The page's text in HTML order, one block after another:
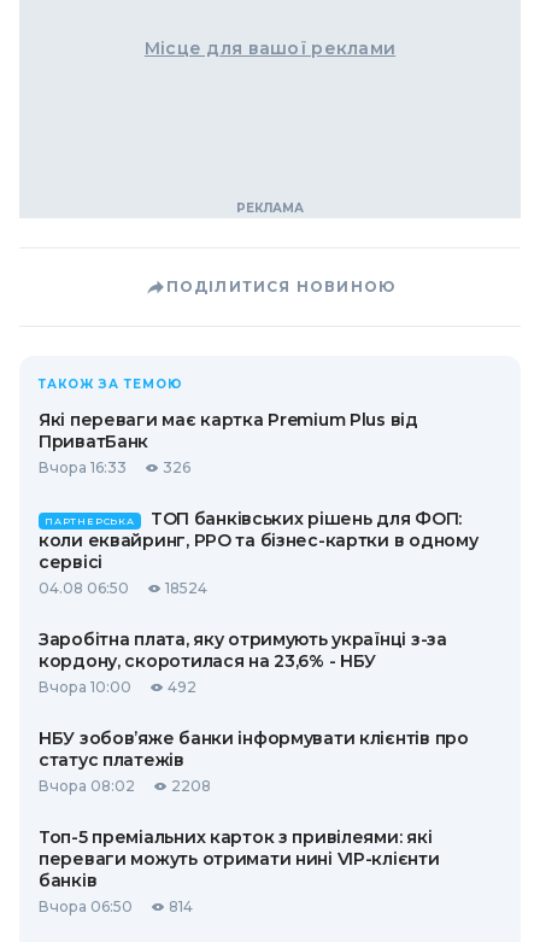
Місце для вашої реклами
ПОДІЛИТИСЯ НОВИНОЮ
ТАКОЖ ЗА ТЕМОЮ
Які переваги має картка Premium Plus від
ПриватБанк
Вчора 16:33 326
ПАРТНЕРСЬКА
ТОП банківських рішень для ФОП:
коли еквайринг, РРО та бізнес-картки в одному
сервісі
04.08 06:50 18524
Заробітна плата, яку отримують українці з-за
кордону, скоротилася на 23,6% - НБУ
Вчора 10:00 492
НБУ зобов’яже банки інформувати клієнтів про
статус платежів
Вчора 08:02 2208
Топ-5 преміальних карток з привілеями: які
переваги можуть отримати нині VIP-клієнти
банків
Вчора 06:50 814